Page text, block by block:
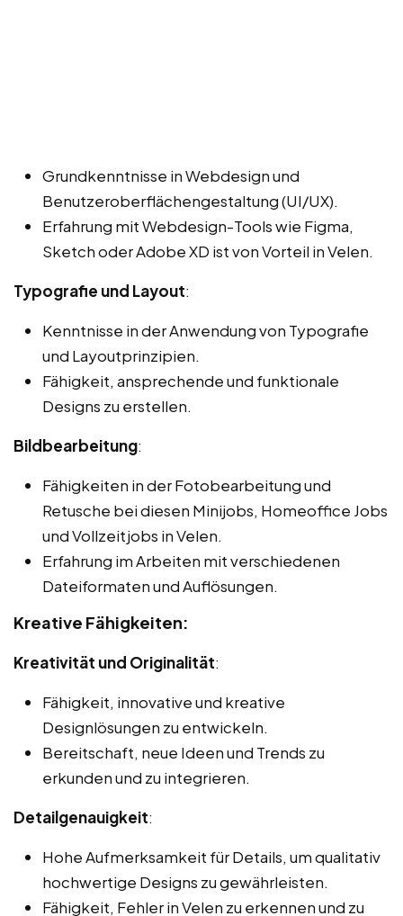
Grundkenntnisse in Webdesign und
Benutzeroberflächengestaltung (UI/UX).
Erfahrung mit Webdesign-Tools wie Figma,
Sketch oder Adobe XD ist von Vorteil in Velen.
Typografie und Layout:
Kenntnisse in der Anwendung von Typografie
und Layoutprinzipien.
Fähigkeit, ansprechende und funktionale
Designs zu erstellen.
Bildbearbeitung:
Fähigkeiten in der Fotobearbeitung und
Retusche bei diesen Minijobs, Homeoffice Jobs
und Vollzeitjobs in Velen.
Erfahrung im Arbeiten mit verschiedenen
Dateiformaten und Auflösungen.
Kreative Fähigkeiten:
Kreativität und Originalität:
Fähigkeit, innovative und kreative
Designlösungen zu entwickeln.
Bereitschaft, neue Ideen und Trends zu
erkunden und zu integrieren.
Detailgenauigkeit:
Hohe Aufmerksamkeit für Details, um qualitativ
hochwertige Designs zu gewährleisten.
Fähigkeit, Fehler in Velen zu erkennen und zu